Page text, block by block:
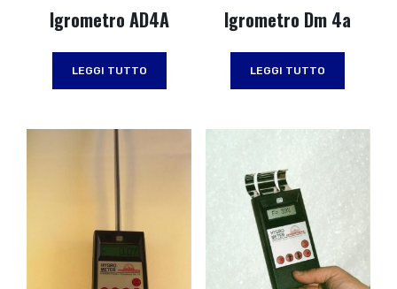
Igrometro AD4A
LEGGI TUTTO
Igrometro Dm 4a
LEGGI TUTTO